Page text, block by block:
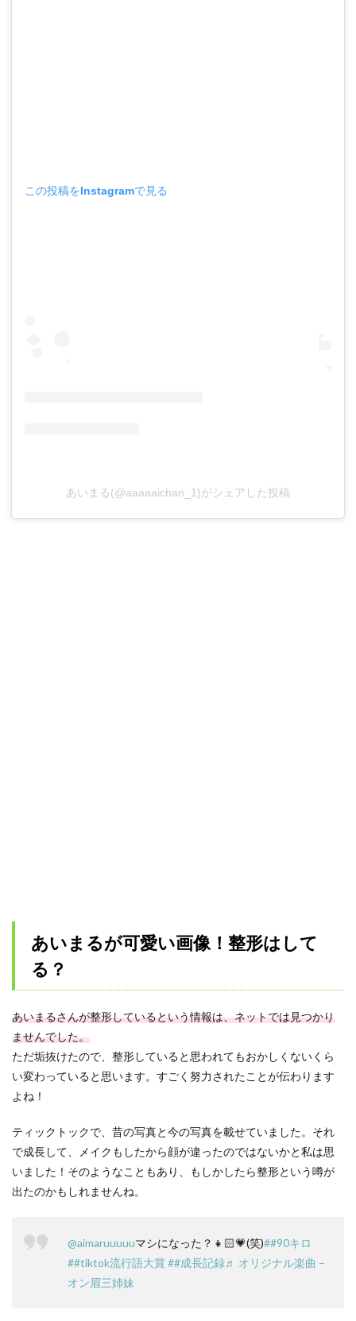
この投稿をInstagramで見る
あいまる(@aaaaaichan_1)がシェアした投稿
あいまるが可愛い画像！整形はして
る？
あいまるさんが整形しているという情報は、ネットでは見つかり
ませんでした。
ただ垢抜けたので、整形していると思われてもおかしくないくら
い変わっていると思います。すごく努力されたことが伝わります
よね！
ティックトックで、昔の写真と今の写真を載せていました。それ
で成長して、メイクもしたから顔が違ったのではないかと私は思
いました！そのようなこともあり、もしかしたら整形という噂が
出たのかもしれませんね。
@aimaruuuuuマシになった？👧🏻💗(笑)##90キロ
##tiktok流行語大賞##成長記録♬ オリジナル楽曲 –
オン眉三姉妹